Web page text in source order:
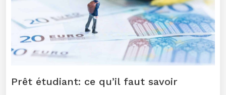
Prêt étudiant: ce qu’il faut savoir